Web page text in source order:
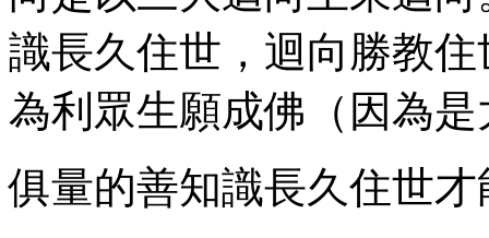
識長久住世，迴向勝教
為利眾生願成佛（因為
俱量的善知識長久住世